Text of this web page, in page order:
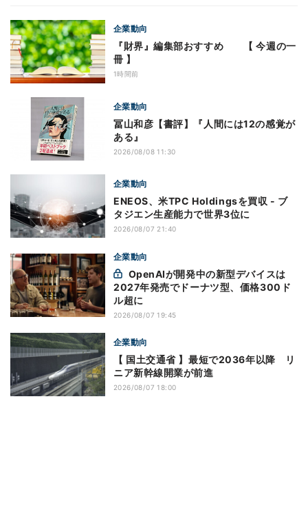
企業動向
『財界』編集部おすすめ 【 今週の一
冊 】
1時間前
企業動向
冨山和彦【書評】『人間には12の感覚が
ある』
2026/08/08 11:30
企業動向
ENEOS、米TPC Holdingsを買収 - ブ
タジエン生産能力で世界3位に
2026/08/07 21:40
企業動向
2027年発売でドーナツ型、価格300ド
ル超に
2026/08/07 19:45
企業動向
【 国土交通省 】最短で2036年以降 リ
ニア新幹線開業が前進
2026/08/07 18:00